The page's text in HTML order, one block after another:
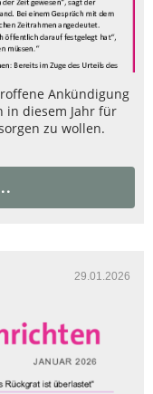
Ankündigung
in diesem Jahr für
zu wollen.
29.01.2026